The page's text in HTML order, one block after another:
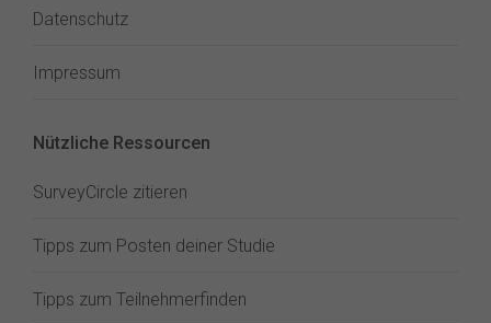
Datenschutz
Impressum
Nützliche Ressourcen
SurveyCircle zitieren
Tipps zum Posten deiner Studie
Tipps zum Teilnehmerfinden